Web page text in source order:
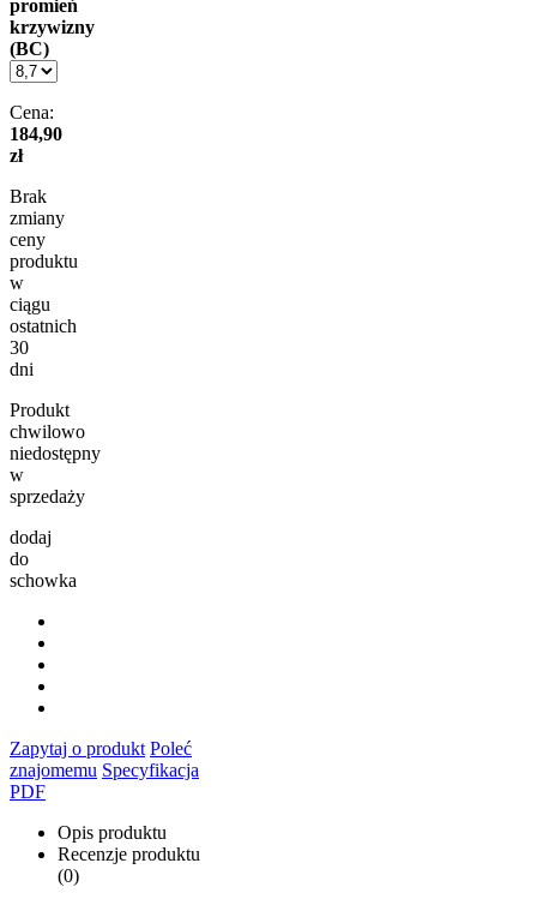
promień
krzywizny
(BC)
Cena:
184,90
zł
Brak
zmiany
ceny
produktu
w
ciągu
ostatnich
30
dni
Produkt
chwilowo
niedostępny
w
sprzedaży
dodaj
do
schowka
Zapytaj o produkt Poleć
znajomemu Specyfikacja
PDF
Opis produktu
Recenzje produktu
(0)